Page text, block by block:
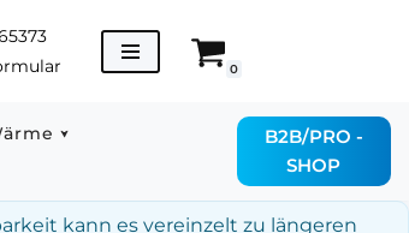
0
B2B/PRO -
SHOP
kann es vereinzelt zu längeren